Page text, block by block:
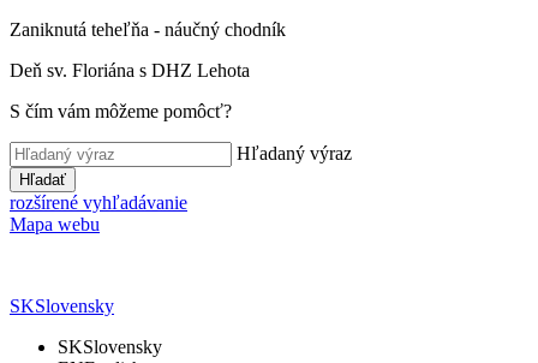
Zaniknutá teheľňa - náučný chodník
Deň sv. Floriána s DHZ Lehota
S čím vám môžeme pomôcť?
Hľadaný výraz
Hľadať
rozšírené vyhľadávanie
Mapa webu
SKSlovensky
SKSlovensky